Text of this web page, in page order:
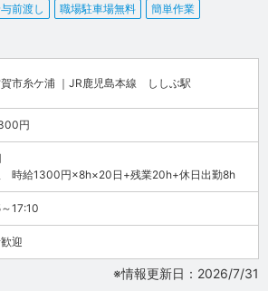
前渡し 職場駐車場無料 簡単作業
市糸ケ浦 ｜JR鹿児島本線 ししぶ駅
円
時給1300円×8h×20日+残業20h+休日出勤8h
17:10
迎
※情報更新日：2026/7/31